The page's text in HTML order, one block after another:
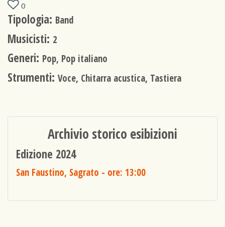
0
Tipologia: Band
Musicisti: 2
Generi: Pop, Pop italiano
Strumenti: Voce, Chitarra acustica, Tastiera
Archivio storico esibizioni
Edizione 2024
San Faustino, Sagrato - ore: 13:00